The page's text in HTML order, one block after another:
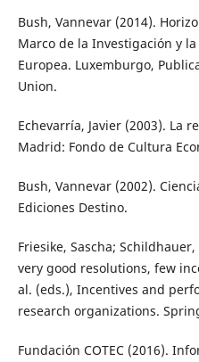
Bush, Vannevar (2014).
Marco de la Investigación y
Europea. Luxemburgo,
Union.
Echevarría, Javier (2003). La
Madrid: Fondo de Cultura
Bush, Vannevar (2002).
Ediciones Destino.
Friesike, Sascha;
very good resolutions, few
al. (eds.), Incentives and
research organizations.
Fundación COTEC (2016).